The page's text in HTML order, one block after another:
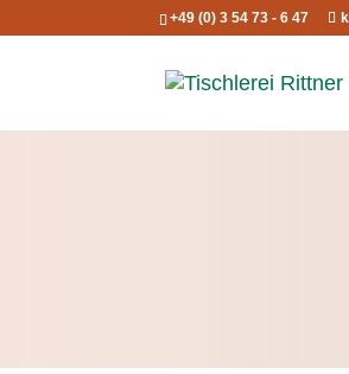
+49 (0) 3 54 73 - 6 47